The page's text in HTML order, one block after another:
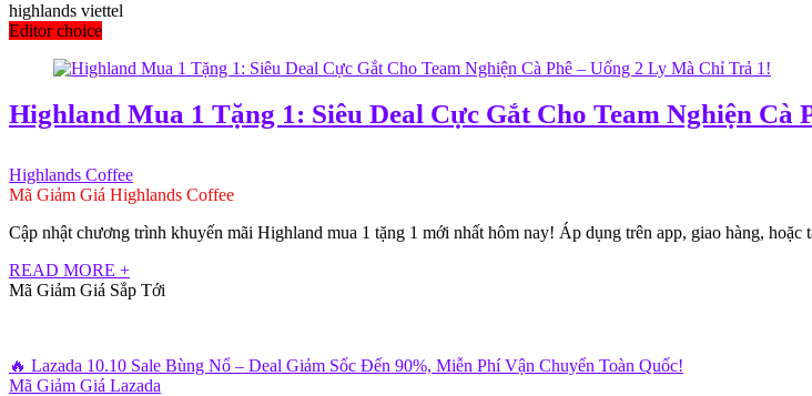
highlands viettel
Editor choice
Highland Mua 1 Tặng 1: Siêu Deal Cực Gắt Cho Team Nghiện Cà
Highlands Coffee
Mã Giảm Giá Highlands Coffee
Cập nhật chương trình khuyến mãi Highland mua 1 tặng 1 mới nhất hôm nay! Áp dụng trên app, giao hàng, hoặc
READ MORE +
Mã Giảm Giá Sắp Tới
🔥 Lazada 10.10 Sale Bùng Nổ – Deal Giảm Sốc Đến 90%, Miễn Phí Vận Chuyển Toàn Quốc!
Mã Giảm Giá Lazada